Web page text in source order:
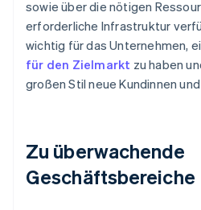
sowie über die nötigen
erforderliche Infrastruktur
wichtig für das Unternehmen,
für den Zielmarkt zu haben
großen Stil neue Kundinnen
Zu überwachende
Geschäftsbereiche